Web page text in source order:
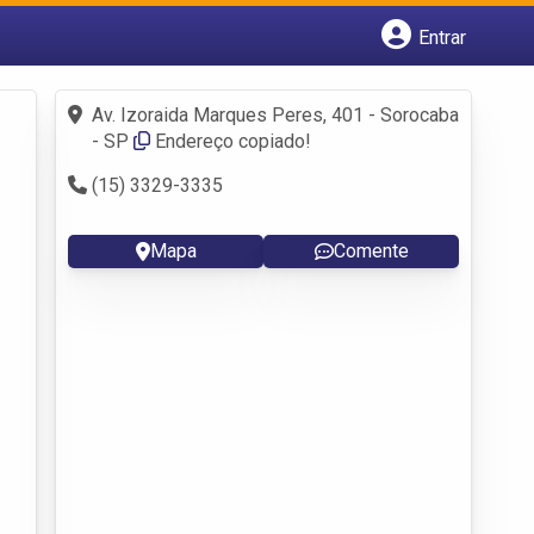
Entrar
Fazer login
Criar conta
Av. Izoraida Marques Peres, 401 - Sorocaba
- SP
Endereço copiado!
(15) 3329-3335
Mapa Comente